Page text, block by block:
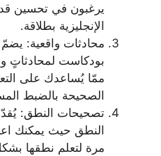
يرغبون في تحسين
الإنجليزية بطلاقة.
محادثات واقعية: يضمّ
بودكاست لمحادثاتٍ
ممّا يُساعدك على
الصحيحة بالضبط
تصحيحات النطق:
النطق حيث يمكنك
مرة لتعلم نطقها